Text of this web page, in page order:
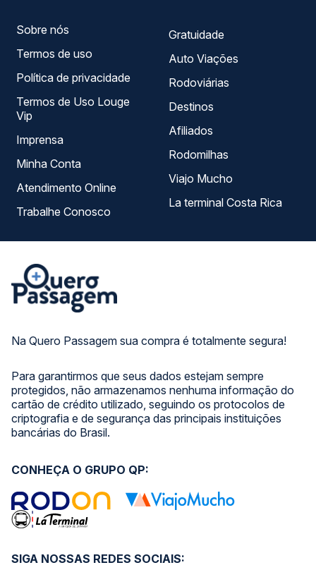
Na Quero Passagem sua compra é totalmente segura!
Para garantirmos que seus dados estejam sempre
protegidos, não armazenamos nenhuma informação do
cartão de crédito utilizado, seguindo os protocolos de
criptografia e de segurança das principais instituições
bancárias do Brasil.
Sobre nós
Termos de uso
Política de privacidade
Termos de Uso Louge
Vip
Imprensa
Minha Conta
Atendimento Online
Trabalhe Conosco
Gratuidade
Auto Viações
Rodoviárias
Destinos
Afiliados
Rodomilhas
Viajo Mucho
La terminal Costa Rica
SIGA NOSSAS REDES SOCIAIS:
CONHEÇA O GRUPO QP: